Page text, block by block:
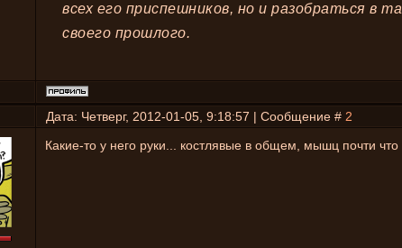
всех его приспешников, но и разобраться в
своего прошлого.
Дата: Четверг, 2012-01-05, 9:18:57 | Сообщение # 2
Какие-то у него руки... костлявые в общем, мышц почти что